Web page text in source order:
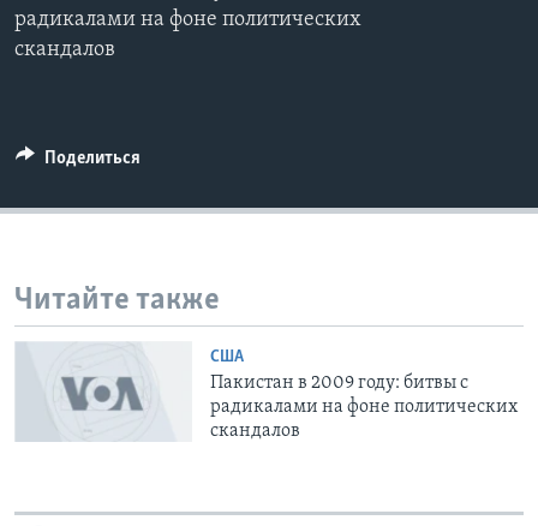
Learning English
Языки
радикалами на фоне политических
скандалов
Поделиться
Читайте также
США
Пакистан в 2009 году: битвы с
радикалами на фоне политических
скандалов